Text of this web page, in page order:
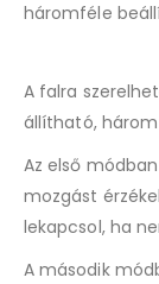
háromféle
A falra
állítható,
Az első
mozgást
lekapcsol, ha
A második